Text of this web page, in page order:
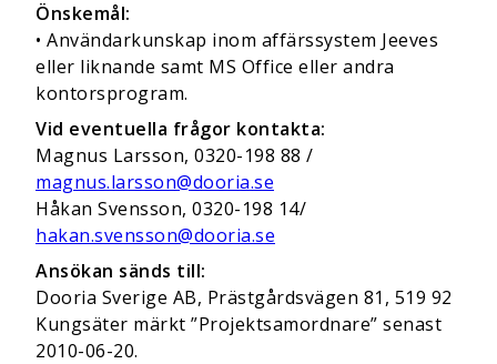
Önskemål:
• Användarkunskap inom affärssystem Jeeves
eller liknande samt MS Office eller andra
kontorsprogram.
Vid eventuella frågor kontakta:
Magnus Larsson, 0320-198 88 /
magnus.larsson@dooria.se
Håkan Svensson, 0320-198 14/
hakan.svensson@dooria.se
Ansökan sänds till:
Dooria Sverige AB, Prästgårdsvägen 81, 519 92
Kungsäter märkt ”Projektsamordnare” senast
2010-06-20.